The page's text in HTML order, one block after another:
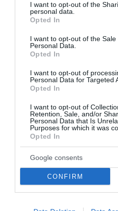
not limited to your visit or usage
grant or deny consent to
use your data for below
consent section.
I want to opt-out of the
personal data.
Opted In
I want to opt-out of the Sale
Personal Data.
Opted In
I want to opt-out of
Personal Data for Targeted
Opted In
I want to opt-out of
Retention, Sale, and/or
Personal Data that Is
Purposes for which it was
Opted In
Google consents
CONFIRM
Παγκόσμιο
Αργυρό μετάλλιο για
Πρωτάθλημα Κωπηλασίας